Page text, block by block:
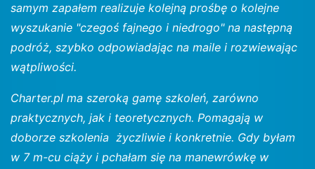
samym zapałem realizuje kolejną prośbę o kolejne
wyszukanie "czegoś fajnego i niedrogo" na następną
podróż, szybko odpowiadając na maile i rozwiewając
wątpliwości.
Charter.pl ma szeroką gamę szkoleń, zarówno
praktycznych, jak i teoretycznych. Pomagają w
doborze szkolenia życzliwie i konkretnie. Gdy byłam
w 7 m-cu ciąży i pchałam się na manewrówkę w